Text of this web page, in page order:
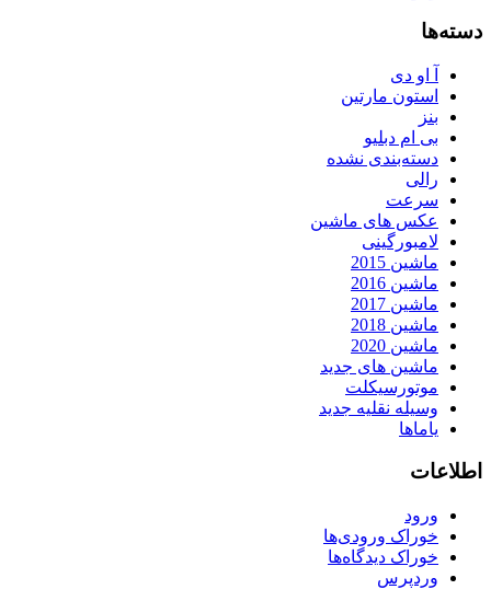
دسته‌ها
آ او دی
استون مارتین
بنز
بی ام دبلیو
دسته‌بندی نشده
رالی
سرعت
عکس های ماشین
لامبورگینی
ماشین 2015
ماشین 2016
ماشین 2017
ماشین 2018
ماشین 2020
ماشین های جدید
موتورسیکلت
وسیله نقلیه جدید
یاماها
اطلاعات
ورود
خوراک ورودی‌ها
خوراک دیدگاه‌ها
وردپرس